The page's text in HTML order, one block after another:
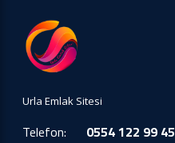
Urla Emlak Sitesi
Telefon:
0554 122 99 45